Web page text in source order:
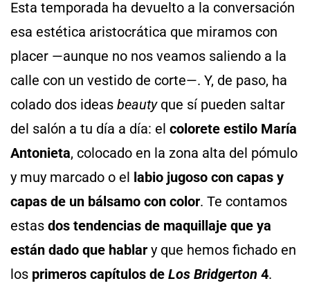
Esta temporada ha devuelto a la conversación
esa estética aristocrática que miramos con
placer —aunque no nos veamos saliendo a la
calle con un vestido de corte—. Y, de paso, ha
colado dos ideas beautyque sí pueden saltar
del salón a tu día a día: el colorete estilo María
Antonieta, colocado en la zona alta del pómulo
y muy marcado o el labio jugoso con capas y
capas de un bálsamo con color. Te contamos
estas dos tendencias de maquillaje que ya
están dado que hablar y que hemos fichado en
los primeros capítulos de Los Bridgerton 4.